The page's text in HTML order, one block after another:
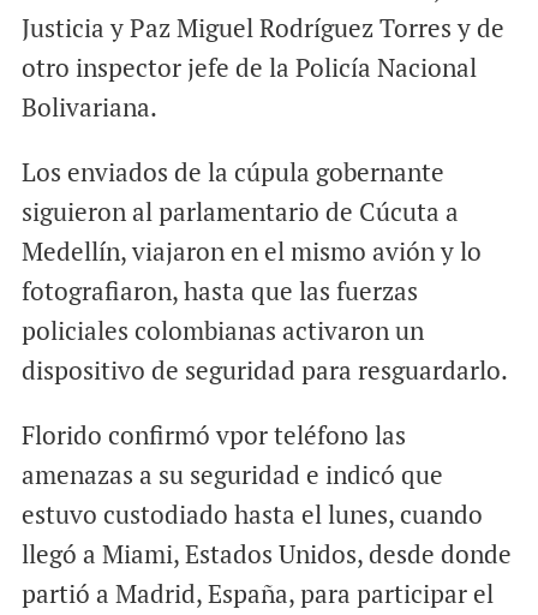
Justicia y Paz Miguel Rodríguez Torres y de
otro inspector jefe de la Policía Nacional
Bolivariana.
Los enviados de la cúpula gobernante
siguieron al parlamentario de Cúcuta a
Medellín, viajaron en el mismo avión y lo
fotografiaron, hasta que las fuerzas
policiales colombianas activaron un
dispositivo de seguridad para resguardarlo.
Florido confirmó vpor teléfono las
amenazas a su seguridad e indicó que
estuvo custodiado hasta el lunes, cuando
llegó a Miami, Estados Unidos, desde donde
partió a Madrid, España, para participar el